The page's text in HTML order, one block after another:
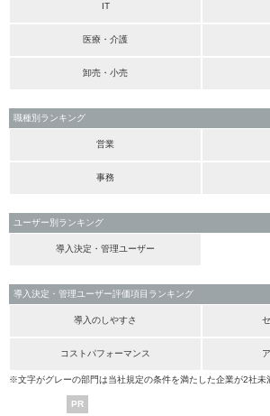
IT
医療・介護
卸売・小売
職種別ランキング
営業
事務
ユーザー別ランキング
導入決定・管理ユーザー
導入決定・管理ユーザー評価項目ランキング
導入のしやすさ
コストパフォーマンス
※文字がグレーの部門は当社規定の条件を満たした企業が2社未
PR